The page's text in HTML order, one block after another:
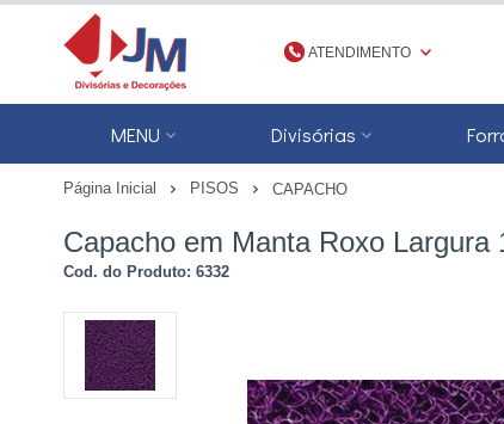
ATENDIMENTO
(48) 3623-1777
MENU Divisórias
Página Inicial PISOS CAPACHO
Capacho em Manta Roxo
Cod. do Produto: 6332